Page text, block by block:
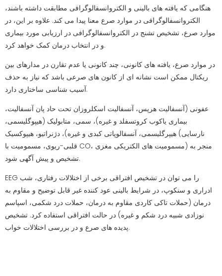
هنگامی که یافته های بالینی و الکتروانسفالوگرافی مطابقت داشته باشند،
الکتروانسفالوگرافی در موارد صرع معنا پیدا می کند. علاوه بر این، در
موارد صرع، تشخیص تشنج در الکتروانسفالوگرافی در ارزیابی مورد بیماری
و در انتخاب درمان کمک خواهد کرد.
در موارد صرع، یافته های کانونی، چند کانونی یا عدم تقارن در مدارهای بین
ریکتال ممکن است نشانه ای از کانون های صرعی باشد که نیاز به حذف
آسیب شناسی ساختاری دارد.
عفونی (آنسفالیت هرپس، آنسفالیت اسکلروزان تحت حاد پان آنسفالیت،
بیماری یاکوب کروتسفلد و غیره)، سمی، متابولیک (هیپوگلیسمی،
هیپرگلیسمی، آنسفالوپاتی کبدی و غیره)، دژنراتیو، هیپوکسیک (نارسایی
قلبی-ریوی، مسمومیت با CO، مسمومیت های الکتریکی مغزی) منجر به
تشخیص و پیش آگهی شود.
EEG را می توان در تشخیص افتراقی برخی از اختلالات رفتاری، شب
ادراری و سنکوپ، در شرایط بالینی عود کننده غیر قابل توضیح و مقاوم به
درمان (حملات تاکی کاردی مقاوم به درمان، حملات درد شکمی، اسپاسم
نوزادی شبیه درد شکم و غیره) در حالت افتراقی استفاده کرد. تشخیص
پدیده های صرع و در بررسی اختلالات خواب.